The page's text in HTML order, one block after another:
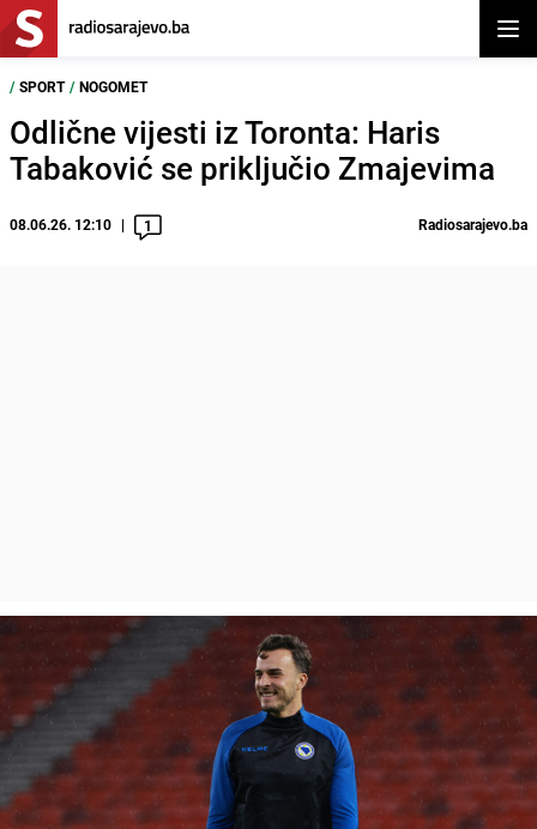
/ SPORT / NOGOMET
Odlične vijesti iz Toronta: Haris
Tabaković se priključio Zmajevima
08.06.26. 12:10 1 Radiosarajevo.ba